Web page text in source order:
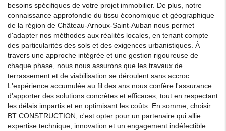
besoins spécifiques de votre projet immobilier. De plus, notre
connaissance approfondie du tissu économique et géographique
de la région de Château-Arnoux-Saint-Auban nous permet
d'adapter nos méthodes aux réalités locales, en tenant compte
des particularités des sols et des exigences urbanistiques. À
travers une approche intégrée et une gestion rigoureuse de
chaque phase, nous nous assurons que les travaux de
terrassement et de viabilisation se déroulent sans accroc.
L'expérience accumulée au fil des ans nous confère l'assurance
d'apporter des solutions concrètes et efficaces, tout en respectant
les délais impartis et en optimisant les coûts. En somme, choisir
BT CONSTRUCTION, c'est opter pour un partenaire qui allie
expertise technique, innovation et un engagement indéfectible